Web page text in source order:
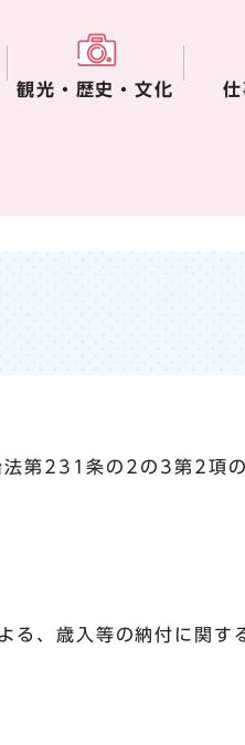
観光・歴史・文化
第231条の2の3第2項
る、歳入等の納付に関す